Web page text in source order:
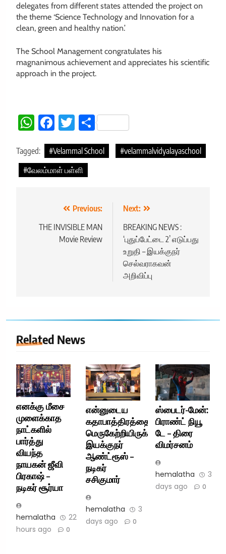
delegates from different states attended the project on
the theme ‘Science Technology and Innovation for a
clean, green and healthy nation.’
The School Management congratulates his
magnanimous achievement and appreciates his scientific
approach in the project.
WhatsApp
Facebook
TwitterShare
Tagged: #Velammal School
#velammalvidyalayaschool
#வேலம்மாள் பள்ளி
navigation
Previous:
THE INVISIBLE MAN
Movie Review
Next:
BREAKING NEWS :
‘புதுப்பேட்டை 2’ எடுப்பது
உறுதி – இயக்குநர்
செல்வராகவன்
அறிவிப்பு
Related News
எனக்கு மீசை
முளைக்காத
நாட்களில்
பார்த்து
வியந்த
நாயகன் ஜீவி
பிரகாஷ் –
நடிகர் சூர்யா
hemalatha
22
hours ago
0
என்னுடைய
கதாபாத்திரத்தை
மெருகேற்றியிருக்கிறார்
இயக்குநர்
ஆண்ட்ரூஸ் –
நடிகர்
சசிகுமார்
hemalatha
3
days ago
0
ஸ்பைடர்-மேன்:
பிராண்ட் நியூ
டே – திரை
விமர்சனம்
hemalatha
3
days ago
0